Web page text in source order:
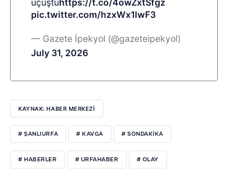
pic.twitter.com/hzxWx1lwF3
— Gazete İpekyol (@gazeteipekyol)
July 31, 2026
KAYNAK: HABER MERKEZI
# ŞANLIURFA # KAVGA # SONDAKIKA
# HABERLER # URFAHABER # OLAY